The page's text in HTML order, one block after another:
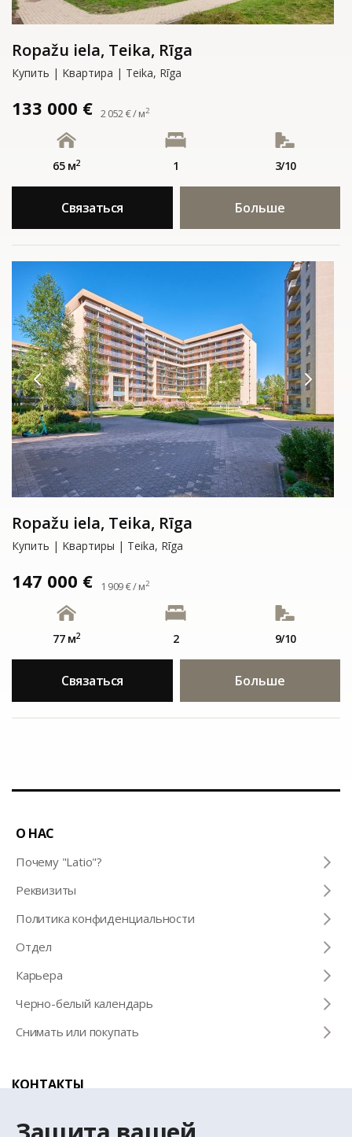
Ropažu iela, Teika, Rīga
Купить | Kвартирa | Teika, Rīga
133 000 € 2 052 € / м2
65 м2 1 3/10
Связаться Больше
Ropažu iela, Teika, Rīga
Купить | Kвартиры | Teika, Rīga
147 000 € 1 909 € / м2
77 м2 2 9/10
Связаться Больше
О НАС
Почему "Latio"?
Pеквизиты
Политика конфиденциальности
Отдел
Карьера
Черно-белый календарь
Снимать или покупать
КОНТАКТЫ